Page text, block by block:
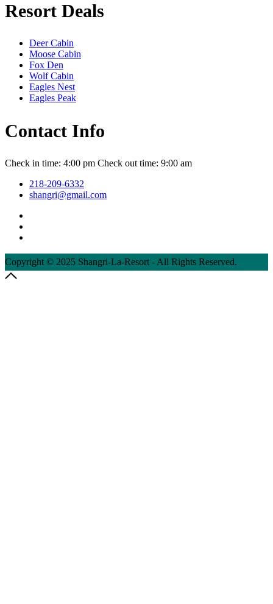
Resort Deals
Deer Cabin
Moose Cabin
Fox Den
Wolf Cabin
Eagles Nest
Eagles Peak
Contact Info
Check in time: 4:00 pm Check out time: 9:00 am
218-209-6332
shangri@gmail.com
Copyright © 2025 Shangri-La-Resort - All Rights Reserved.